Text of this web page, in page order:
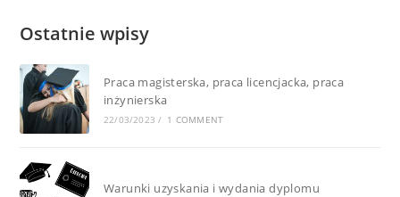
Ostatnie wpisy
Praca magisterska, praca licencjacka, praca
inżynierska
22/03/2023 / 1 COMMENT
Warunki uzyskania i wydania dyplomu